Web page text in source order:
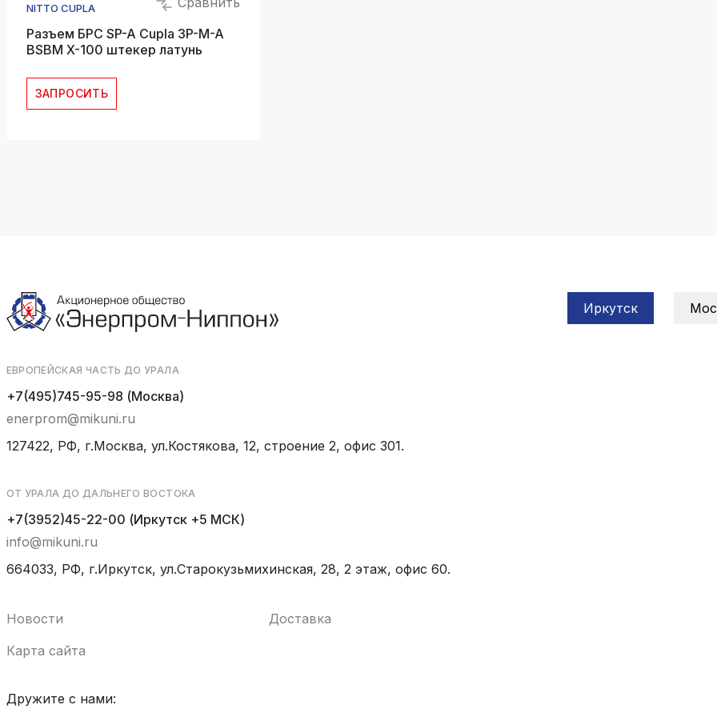
NITTO CUPLA
Разъем БРС SP-A Cupla 3P-M-A
BSBM X-100 штекер латунь
ЗАПРОСИТЬ
ЕВРОПЕЙСКАЯ ЧАСТЬ ДО УРАЛА
+7(495)745-95-98 (Москва)
enerprom@mikuni.ru
127422, РФ, г.Москва, ул.Костякова, 12, строение 2, офис 301.
ОТ УРАЛА ДО ДАЛЬНЕГО ВОСТОКА
+7(3952)45-22-00 (Иркутск +5 МСК)
info@mikuni.ru
664033, РФ, г.Иркутск, ул.Старокузьмихинская, 28, 2 этаж, офис 60.
Новости
Доставка
Карта сайта
Дружите с нами:
Иркутск